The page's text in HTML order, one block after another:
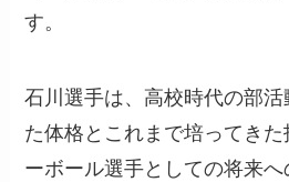
す。
石川選手は、高校時代の部
た体格とこれまで培ってき
ーボール選手としての将来